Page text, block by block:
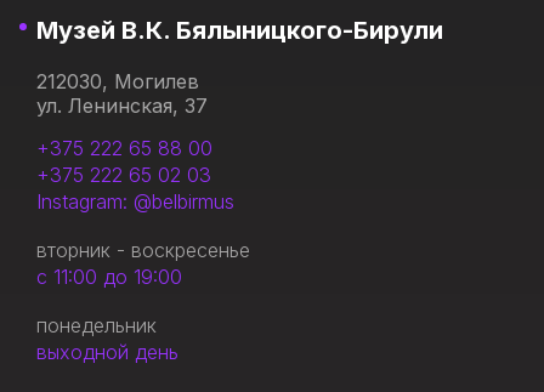
Музей В.К. Бялыницкого-Бирули
212030, Могилев
ул. Ленинская, 37
+375 222 65 88 00
+375 222 65 02 03
Instagram: @belbirmus
вторник - воскресенье
с 11:00 до 19:00
понедельник
выходной день